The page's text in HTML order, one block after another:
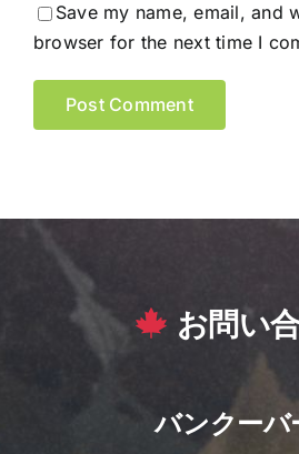
Save my name, email, and
browser for the next time I
お問い
バンクーバ